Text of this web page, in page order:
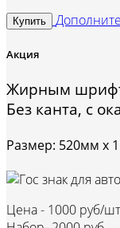
Купить
Акция
Жирным
Без канта, с
Размер: 520мм х
Цена - 1000 руб/шт